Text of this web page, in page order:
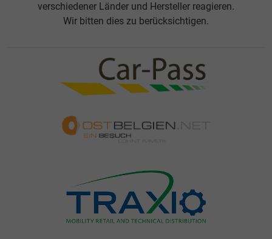
verschiedener Länder und Hersteller reagieren.
Wir bitten dies zu berücksichtigen.